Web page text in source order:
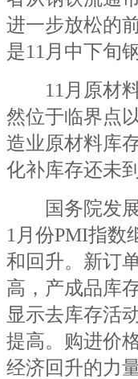
进一步放松的
是11月中下旬
11月原材料
然位于临界点
造业原材料库
化补库存还未
国务院发展
1月份PMI指数
和回升。新订
高，产成品库
显示去库存活
提高。购进价
经济回升的力